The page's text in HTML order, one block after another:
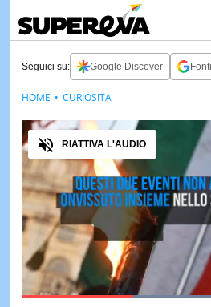
Seguici su: Google Discover
Loaded
Audio
RIATTIVA L'AUDIO
HOME CURIOSITÀ